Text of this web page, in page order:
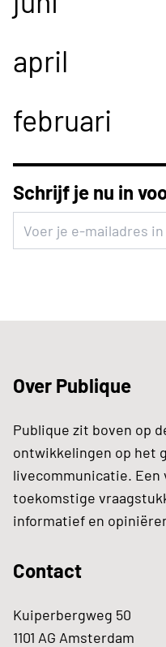
april
februari
Schrijf je nu in
Over Publique
Publique zit boven op
ontwikkelingen op het
livecommunicatie. Een
toekomstige
informatief en
Contact
Kuiperbergweg 50
1101 AG Amsterdam